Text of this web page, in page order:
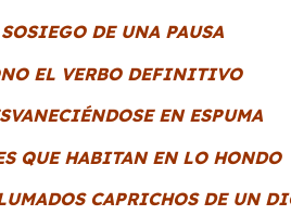
DE UNA PAUSA
EL VERBO DEFINITIVO
EN ESPUMA
QUE HABITAN EN LO HONDO
CAPRICHOS DE UN